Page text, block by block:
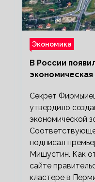
Экономика
В России
экономическая
Секрет
утвердило
экономической
подписал
Мишустин. Как
сайте
кластере в